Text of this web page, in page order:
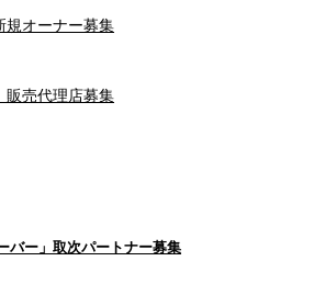
オーナー募集
売代理店募集
バー」取次パートナー募集